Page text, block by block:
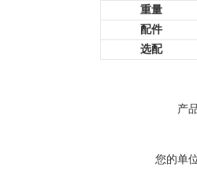
重量
配件
选配
产
您的单